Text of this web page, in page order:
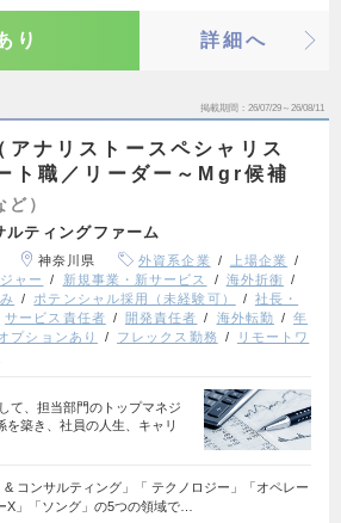
り 詳細へ
掲載期間 26/07/29～26/08/11
アナリストースペシャリス
ト職／リーダー～Mgr候補
）
ティングファーム
神奈川県 外資系企業
上場企業
ャー 新規事業・新サービス
海外折衝
ポテンシャル採用（未経験可）
社長・
サービス責任者 開発責任者 海外転勤
年
プションあり フレックス勤務
リモートワ
て、担当部門のトップマネジ
を築き、社員の人生、キャリ
& コンサルティング」「 テクノロジー」「オペレー
X」「ソング」の5つの領域で…